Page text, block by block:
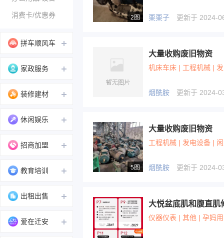
消费卡/优惠券
拼车顺风车
家政服务
装修建材
休闲娱乐
招商加盟
教育培训
出租出售
爱在迁安
2图 栗栗子 更新于 2024-
大量收购废旧物资
机床车床 | 工程机械 |
烟酰胺 更新于 2024-
5图
大量收购废旧物资
工程机械 | 发电设备 |
烟酰胺 更新于 2024-
仪器仪表 | 其他 | 孕妈